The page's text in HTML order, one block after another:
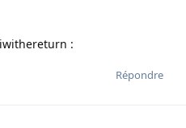
:
Répondre